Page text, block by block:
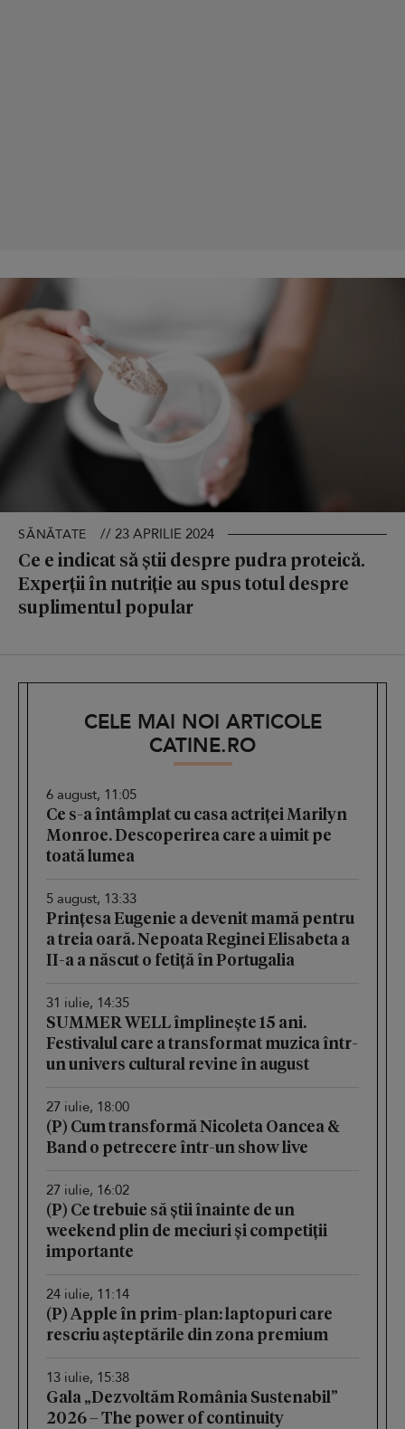
SĂNĂTATE // 23 APRILIE 2024
Ce e indicat să știi despre pudra proteică.
Experții în nutriție au spus totul despre
suplimentul popular
CELE MAI NOI ARTICOLE
CATINE.RO
6 august, 11:05
Ce s-a întâmplat cu casa actriței Marilyn
Monroe. Descoperirea care a uimit pe
toată lumea
5 august, 13:33
Prințesa Eugenie a devenit mamă pentru
a treia oară. Nepoata Reginei Elisabeta a
II-a a născut o fetiță în Portugalia
31 iulie, 14:35
SUMMER WELL împlinește 15 ani.
Festivalul care a transformat muzica într-
un univers cultural revine în august
27 iulie, 18:00
(P) Cum transformă Nicoleta Oancea &
Band o petrecere într-un show live
27 iulie, 16:02
(P) Ce trebuie să știi înainte de un
weekend plin de meciuri și competiții
importante
24 iulie, 11:14
(P) Apple în prim-plan: laptopuri care
rescriu așteptările din zona premium
13 iulie, 15:38
Gala „Dezvoltăm România Sustenabil”
2026 – The power of continuity